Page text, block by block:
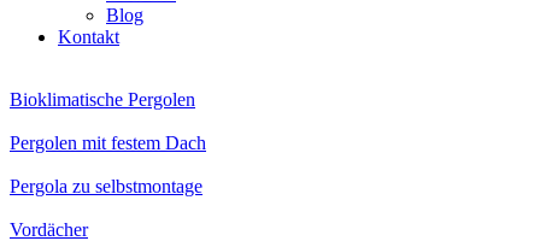
Blog
Kontakt
Bioklimatische Pergolen
Pergolen mit festem Dach
Pergola zu selbstmontage
Vordächer